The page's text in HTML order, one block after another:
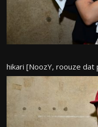
hikari [NoozY, roouze dat